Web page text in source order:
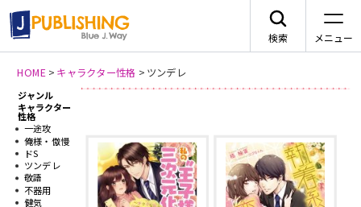
検索 メニュー
JA
レーベルから探す
HOME > キャラクター性格 > ツンデレ
ジャンル
キャラクター
性格
一途攻
俺様・傲慢
ドS
ツンデレ
敬語
不器用
健気